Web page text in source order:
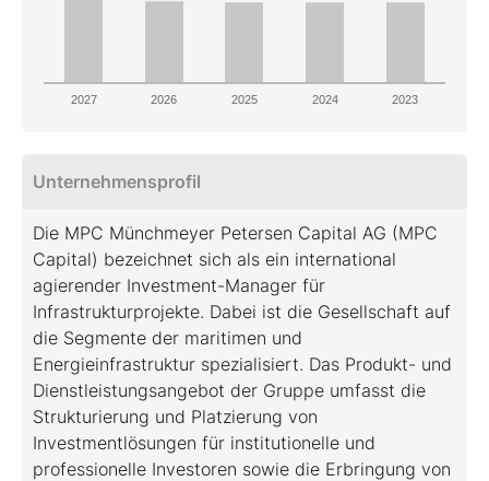
2027 2026 2025 2024 2023
Unternehmensprofil
Die MPC Münchmeyer Petersen Capital AG (MPC
Capital) bezeichnet sich als ein international
agierender Investment-Manager für
Infrastrukturprojekte. Dabei ist die Gesellschaft auf
die Segmente der maritimen und
Energieinfrastruktur spezialisiert. Das Produkt- und
Dienstleistungsangebot der Gruppe umfasst die
Strukturierung und Platzierung von
Investmentlösungen für institutionelle und
professionelle Investoren sowie die Erbringung von